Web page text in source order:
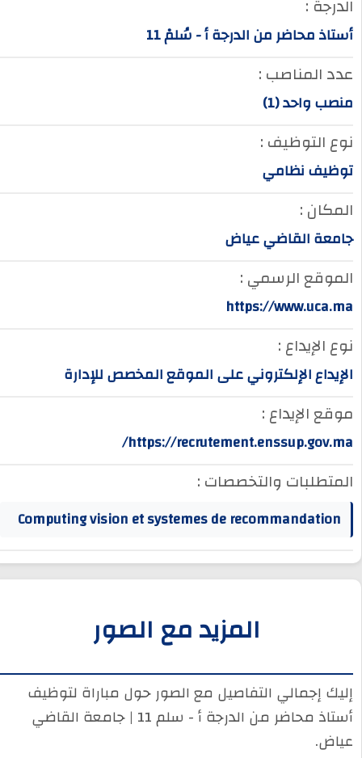
الدرجة :
أستاذ محاضر من الدرجة أ - سُلمْ 11
عدد المناصب :
منصب واحد (1)
نوع التوظيف :
توظيف نظامي
المكان :
جامعة القاضي عياض
الموقع الرسمي :
https://www.uca.ma
نوع الإيداع :
الإيداع الإلكتروني على الموقع المخصص للإدارة
موقع الإيداع :
https://recrutement.enssup.gov.ma/
المتطلبات والتخصصات :
Computing vision et systemes de recommandation
المزيد مع الصور
إليك إجمالي التفاصيل مع الصور حول مباراة لتوظيف
أستاذ محاضر من الدرجة أ - سلم 11 | جامعة القاضي
عياض.